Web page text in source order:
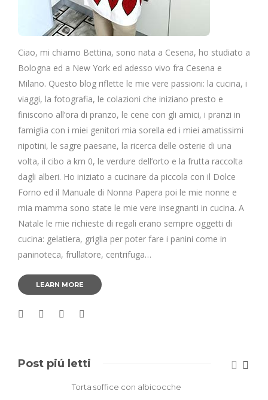
Ciao, mi chiamo Bettina, sono nata a Cesena, ho studiato a
Bologna ed a New York ed adesso vivo fra Cesena e
Milano. Questo blog riflette le mie vere passioni: la cucina, i
viaggi, la fotografia, le colazioni che iniziano presto e
finiscono all’ora di pranzo, le cene con gli amici, i pranzi in
famiglia con i miei genitori mia sorella ed i miei amatissimi
nipotini, le sagre paesane, la ricerca delle osterie di una
volta, il cibo a km 0, le verdure dell’orto e la frutta raccolta
dagli alberi. Ho iniziato a cucinare da piccola con il Dolce
Forno ed il Manuale di Nonna Papera poi le mie nonne e
mia mamma sono state le mie vere insegnanti in cucina. A
Natale le mie richieste di regali erano sempre oggetti di
cucina: gelatiera, griglia per poter fare i panini come in
paninoteca, frullatore, centrifuga…
LEARN MORE
Post piú letti
Torta soffice con albicocche